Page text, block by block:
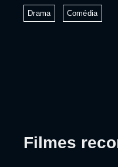
Drama Comédia
Filmes